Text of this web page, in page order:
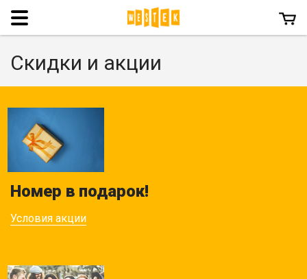
Скидки и акции
Номер в подарок!
Условия акции